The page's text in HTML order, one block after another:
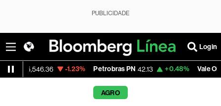
PUBLICIDADE
Login
-1.23% Petrobras PN 42.13 +0.48% Vale ON 75.39
AGRO